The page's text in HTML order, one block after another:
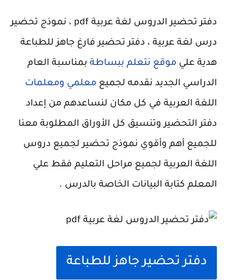
دفتر تحضير الدروس لغة عربية pdf ، نموذج تحضير
درس لغة عربية ، دفتر تحضير فارغ جاهز للطباعة
هدية علي موقع نتعلم ببساطة بمناسبة العام
الدراسي الجديد نقدمه لجميع معلمي ومعلمات
اللغة العربية في كل مكان لنساعدهم من إعداد
دفتر التحضير وتنسيق كل الأوراق المطلوبة معنا
للجميع أهم وأقوي نموذج تحضير لجميع دروس
اللغة العربية لجميع مراحل التعليم فقط علي
المعلم كتابة البيانات الخاصة بالدرس .
دفتر تحضير جاهز للطباعة